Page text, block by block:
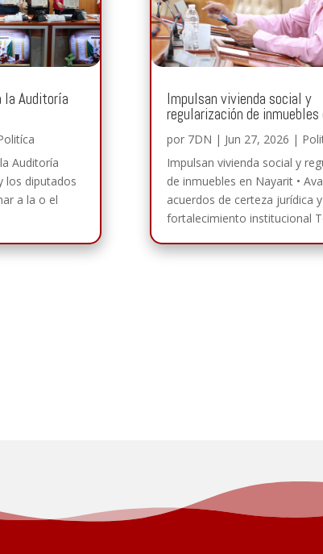
la Auditoría
Auditoría
los diputados
a la o el
Impulsan vivienda social y
regularización de inmuebles
por 7DN | Jun 27, 2026 |
Impulsan vivienda social y
de inmuebles en Nayarit •
acuerdos de certeza jurídica y
fortalecimiento institucional